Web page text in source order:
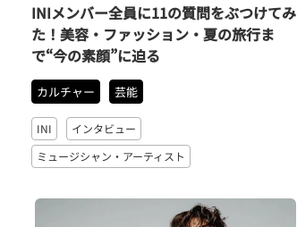
INIメンバー全員に11の質問をぶつけてみ
た！美容・ファッション・夏の旅行ま
で“今の素顔”に迫る
カルチャー 芸能
INI
インタビュー
ミュージシャン・アーティスト